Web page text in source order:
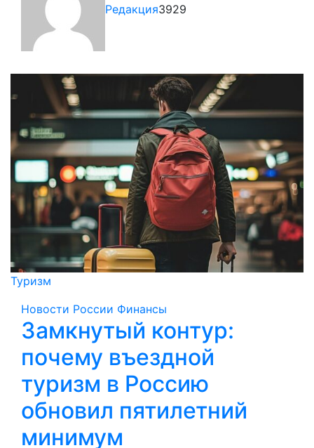
Редакция3929
Туризм
Новости России Финансы
Замкнутый контур:
почему въездной
туризм в Россию
обновил пятилетний
минимум